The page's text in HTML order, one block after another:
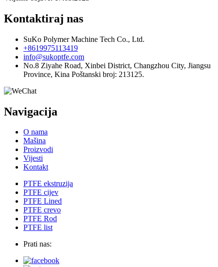
Kontaktiraj nas
SuKo Polymer Machine Tech Co., Ltd.
+8619975113419
info@sukoptfe.com
No.8 Ziyahe Road, Xinbei District, Changzhou City, Jiangsu
Province, Kina Poštanski broj: 213125.
Navigacija
O nama
Mašina
Proizvodi
Vijesti
Kontakt
PTFE ekstruzija
PTFE cijev
PTFE Lined
PTFE crevo
PTFE Rod
PTFE list
Prati nas: